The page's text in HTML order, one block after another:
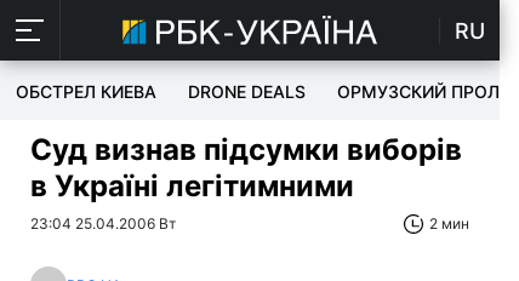
RU
ОБСТРЕЛ КИЕВА DRONE DEALS ОРМУЗСКИЙ ПРОЛИВ
Суд визнав підсумки виборів
в Україні легітимними
23:04 25.04.2006 Вт 2 мин